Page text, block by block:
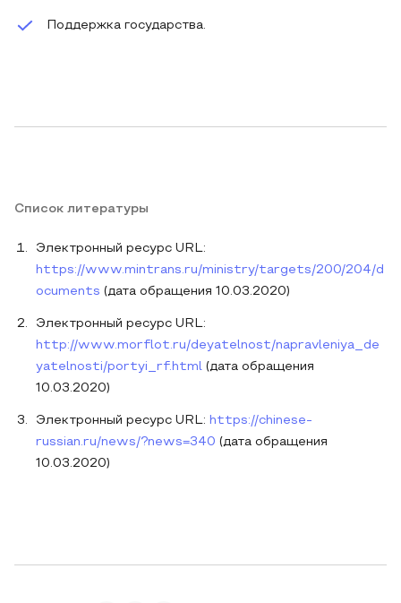
Поддержка государства.
Список литературы
Электронный ресурс URL:
https://www.mintrans.ru/ministry/targets/200/204/d
ocuments (дата обращения 10.03.2020)
Электронный ресурс URL:
http://www.morflot.ru/deyatelnost/napravleniya_de
yatelnosti/portyi_rf.html (дата обращения
10.03.2020)
Электронный ресурс URL: https://chinese-
russian.ru/news/?news=340 (дата обращения
10.03.2020)